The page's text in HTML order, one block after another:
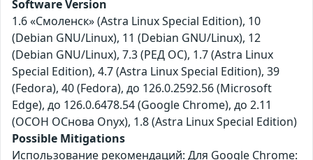
Software Version
1.6 «Смоленск» (Astra Linux Special Edition), 10
(Debian GNU/Linux), 11 (Debian GNU/Linux), 12
(Debian GNU/Linux), 7.3 (РЕД ОС), 1.7 (Astra Linux
Special Edition), 4.7 (Astra Linux Special Edition), 39
(Fedora), 40 (Fedora), до 126.0.2592.56 (Microsoft
Edge), до 126.0.6478.54 (Google Chrome), до 2.11
(ОСОН ОСнова Оnyx), 1.8 (Astra Linux Special Edition)
Possible Mitigations
Использование рекомендаций: Для Google Chrome: